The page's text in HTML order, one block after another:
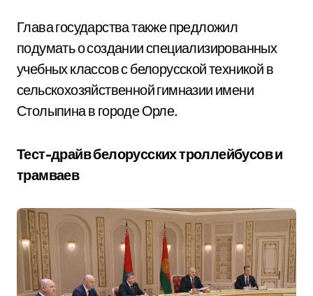
Глава государства также предложил
подумать о создании специализированных
учебных классов с белорусской техникой в
сельскохозяйственной гимназии имени
Столыпина в городе Орле.
Тест-драйв белорусских троллейбусов и
трамваев